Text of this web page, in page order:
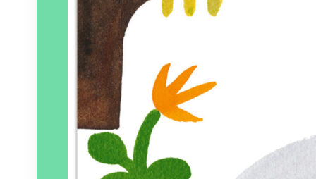
Éditeur :
MeMo
Paru le31/05/2024